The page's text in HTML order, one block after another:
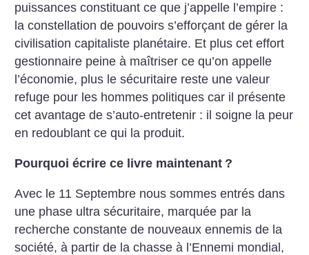
puissances constituant ce que j’appelle l’empire :
la constellation de pouvoirs s’efforçant de gérer la
civilisation capitaliste planétaire. Et plus cet effort
gestionnaire peine à maîtriser ce qu’on appelle
l’économie, plus le sécuritaire reste une valeur
refuge pour les hommes politiques car il présente
cet avantage de s’auto-entretenir : il soigne la peur
en redoublant ce qui la produit.
Pourquoi écrire ce livre maintenant ?
Avec le 11 Septembre nous sommes entrés dans
une phase ultra sécuritaire, marquée par la
recherche constante de nouveaux ennemis de la
société, à partir de la chasse à l’Ennemi mondial,